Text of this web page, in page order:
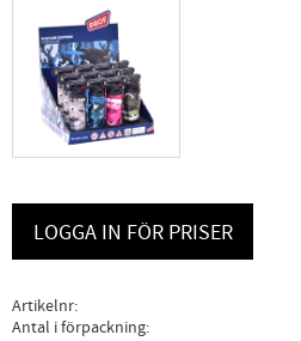
LOGGA IN FÖR PRISER
Artikelnr
Antal i förpackning